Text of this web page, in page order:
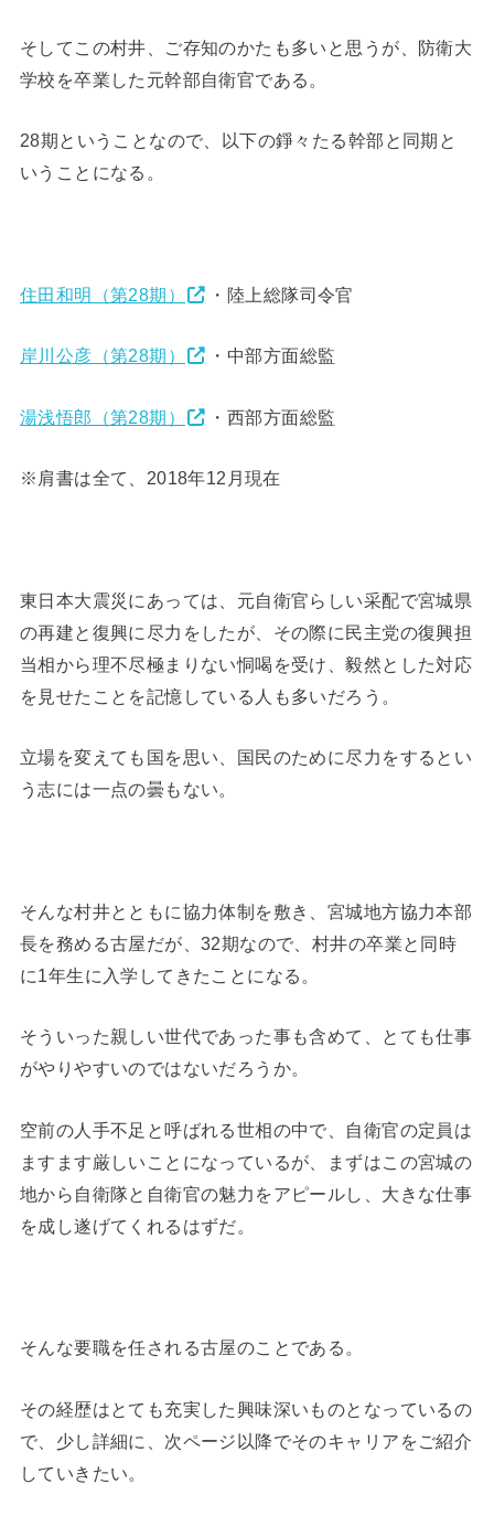
そしてこの村井、ご存知のかたも多いと思うが、防衛大
学校を卒業した元幹部自衛官である。
28期ということなので、以下の錚々たる幹部と同期と
いうことになる。
住田和明（第28期） ・陸上総隊司令官
岸川公彦（第28期） ・中部方面総監
湯浅悟郎（第28期） ・西部方面総監
※肩書は全て、2018年12月現在
東日本大震災にあっては、元自衛官らしい采配で宮城県
の再建と復興に尽力をしたが、その際に民主党の復興担
当相から理不尽極まりない恫喝を受け、毅然とした対応
を見せたことを記憶している人も多いだろう。
立場を変えても国を思い、国民のために尽力をするとい
う志には一点の曇もない。
そんな村井とともに協力体制を敷き、宮城地方協力本部
長を務める古屋だが、32期なので、村井の卒業と同時
に1年生に入学してきたことになる。
そういった親しい世代であった事も含めて、とても仕事
がやりやすいのではないだろうか。
空前の人手不足と呼ばれる世相の中で、自衛官の定員は
ますます厳しいことになっているが、まずはこの宮城の
地から自衛隊と自衛官の魅力をアピールし、大きな仕事
を成し遂げてくれるはずだ。
そんな要職を任される古屋のことである。
その経歴はとても充実した興味深いものとなっているの
で、少し詳細に、次ページ以降でそのキャリアをご紹介
していきたい。